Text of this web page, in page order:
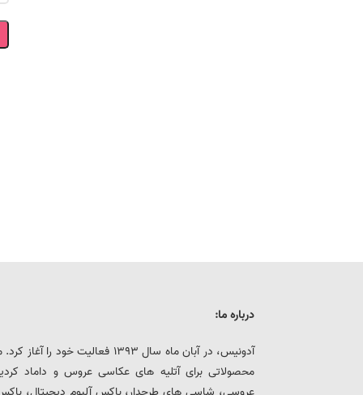
درباره ما:
آدونیس، در آبان ماه سال 1393
محصولاتی برای آتلیه های عکاسی عروس و داماد